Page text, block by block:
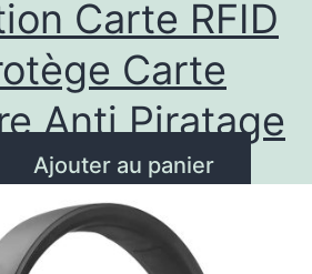
Carte RFID
Carte
Anti Piratage
Ajouter au panier